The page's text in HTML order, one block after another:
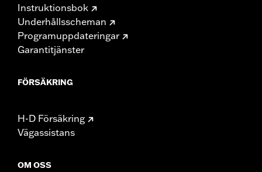
Instruktionsbok
Underhållsscheman
Programuppdateringar
Garantitjänster
FÖRSÄKRING
H-D Försäkring
Vägassistans
OM OSS